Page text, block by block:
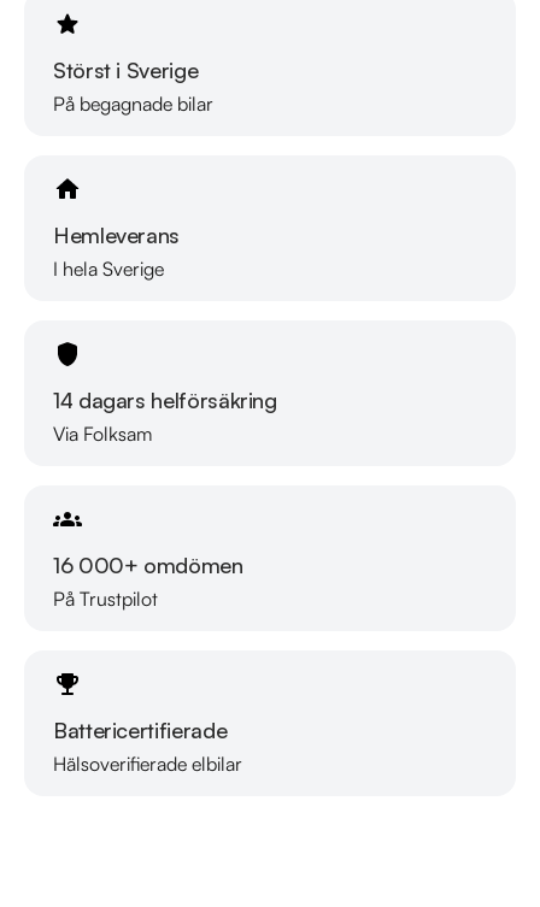
Störst i Sverige
På begagnade bilar
Hemleverans
I hela Sverige
14 dagars helförsäkring
Via Folksam
16 000+ omdömen
På Trustpilot
Battericertifierade
Hälsoverifierade elbilar
Läs mer om oss